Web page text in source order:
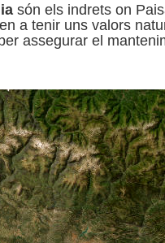
són els indrets on
a tenir uns valors
assegurar el